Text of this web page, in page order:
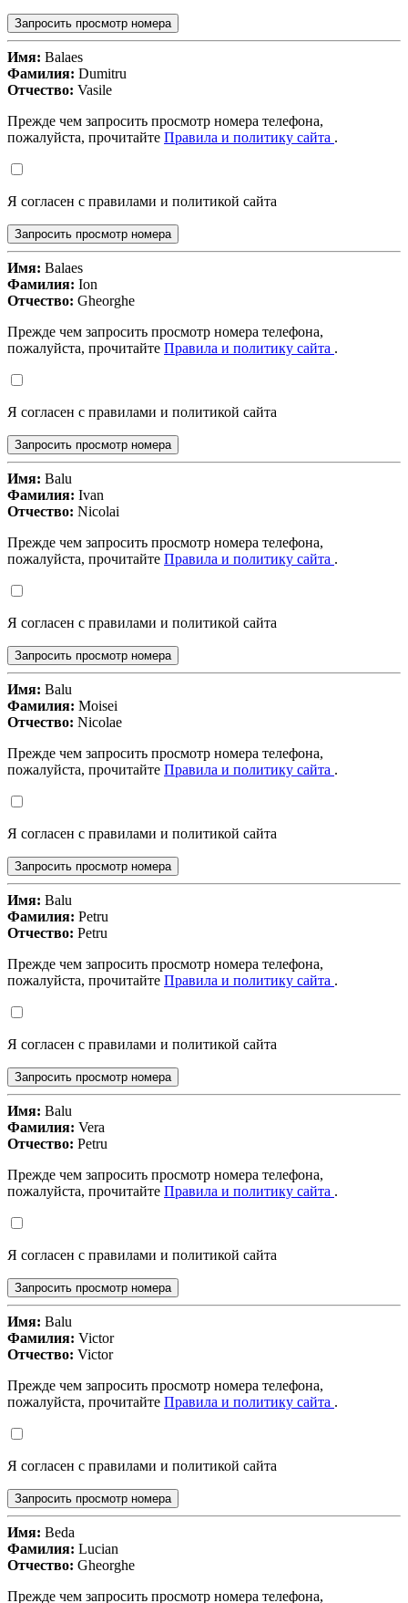
Запросить просмотр номера
Имя: Balaes
Фамилия: Dumitru
Отчество: Vasile
Прежде чем запросить просмотр номера телефона,
пожалуйста, прочитайте Правила и политику сайта .
Я согласен с правилами и политикой сайта
Запросить просмотр номера
Имя: Balaes
Фамилия: Ion
Отчество: Gheorghe
Прежде чем запросить просмотр номера телефона,
пожалуйста, прочитайте Правила и политику сайта .
Я согласен с правилами и политикой сайта
Запросить просмотр номера
Имя: Balu
Фамилия: Ivan
Отчество: Nicolai
Прежде чем запросить просмотр номера телефона,
пожалуйста, прочитайте Правила и политику сайта .
Я согласен с правилами и политикой сайта
Запросить просмотр номера
Имя: Balu
Фамилия: Moisei
Отчество: Nicolae
Прежде чем запросить просмотр номера телефона,
пожалуйста, прочитайте Правила и политику сайта .
Я согласен с правилами и политикой сайта
Запросить просмотр номера
Имя: Balu
Фамилия: Petru
Отчество: Petru
Прежде чем запросить просмотр номера телефона,
пожалуйста, прочитайте Правила и политику сайта .
Я согласен с правилами и политикой сайта
Запросить просмотр номера
Имя: Balu
Фамилия: Vera
Отчество: Petru
Прежде чем запросить просмотр номера телефона,
пожалуйста, прочитайте Правила и политику сайта .
Я согласен с правилами и политикой сайта
Запросить просмотр номера
Имя: Balu
Фамилия: Victor
Отчество: Victor
Прежде чем запросить просмотр номера телефона,
пожалуйста, прочитайте Правила и политику сайта .
Я согласен с правилами и политикой сайта
Запросить просмотр номера
Имя: Beda
Фамилия: Lucian
Отчество: Gheorghe
Прежде чем запросить просмотр номера телефона,